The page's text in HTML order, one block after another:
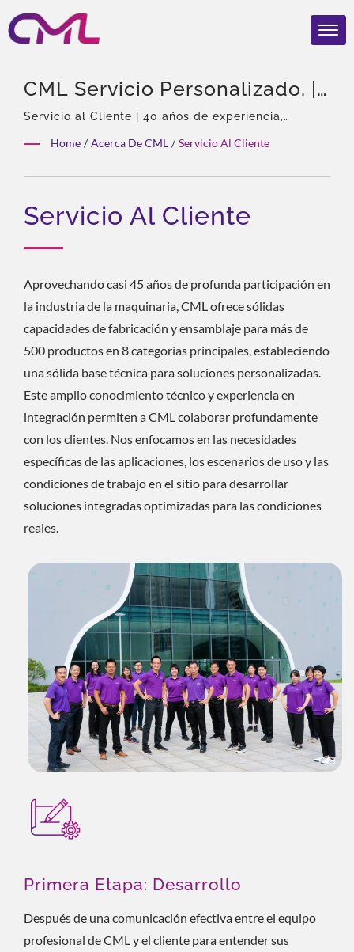
CML Servicio Personalizado. |
Válvulas Hidráulicas
Certificadas Por EMC, ISO
9001 Y CE – El
Reconocimiento Global De
CML
Servicio al Cliente | 40 años de experiencia,
Distribución global.
Home / Acerca De CML / Servicio Al Cliente
Servicio Al Cliente
Aprovechando casi 45 años de profunda participación en
la industria de la maquinaria, CML ofrece sólidas
capacidades de fabricación y ensamblaje para más de
500 productos en 8 categorías principales, estableciendo
una sólida base técnica para soluciones personalizadas.
Este amplio conocimiento técnico y experiencia en
integración permiten a CML colaborar profundamente
con los clientes. Nos enfocamos en las necesidades
específicas de las aplicaciones, los escenarios de uso y las
condiciones de trabajo en el sitio para desarrollar
soluciones integradas optimizadas para las condiciones
reales.
Primera Etapa: Desarrollo
Después de una comunicación efectiva entre el equipo
profesional de CML y el cliente para entender sus